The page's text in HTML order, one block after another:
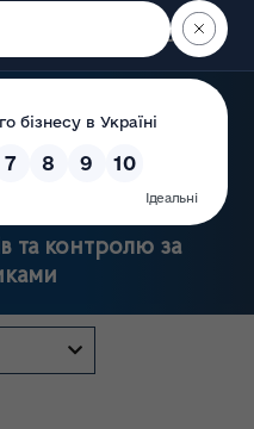
Пошук
України
та контролю за